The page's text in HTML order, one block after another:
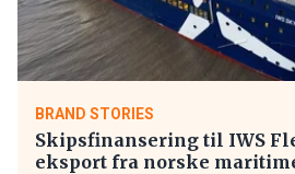
BRAND STORIES
Skipsfinansering til IWS
eksport fra norske